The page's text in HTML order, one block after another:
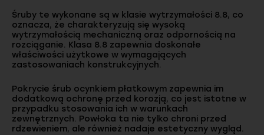
Śruby te wykonane są w klasie wytrzymałości 8.8, co
oznacza, że charakteryzują się wysoką
wytrzymałością mechaniczną oraz odpornością na
rozciąganie. Klasa 8.8 zapewnia doskonałe
właściwości użytkowe w wymagających
zastosowaniach konstrukcyjnych.
Pokrycie śrub ocynkiem płatkowym zapewnia im
dodatkową ochronę przed korozją, co jest istotne w
przypadku stosowania ich w warunkach
zewnętrznych. Powłoka ta nie tylko chroni przed
rdzewieniem, ale również nadaje estetyczny wygląd.